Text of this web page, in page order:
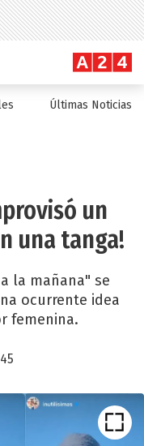
Últimas Noticias
un
una tanga!
la mañana" se
ocurrente idea
femenina.